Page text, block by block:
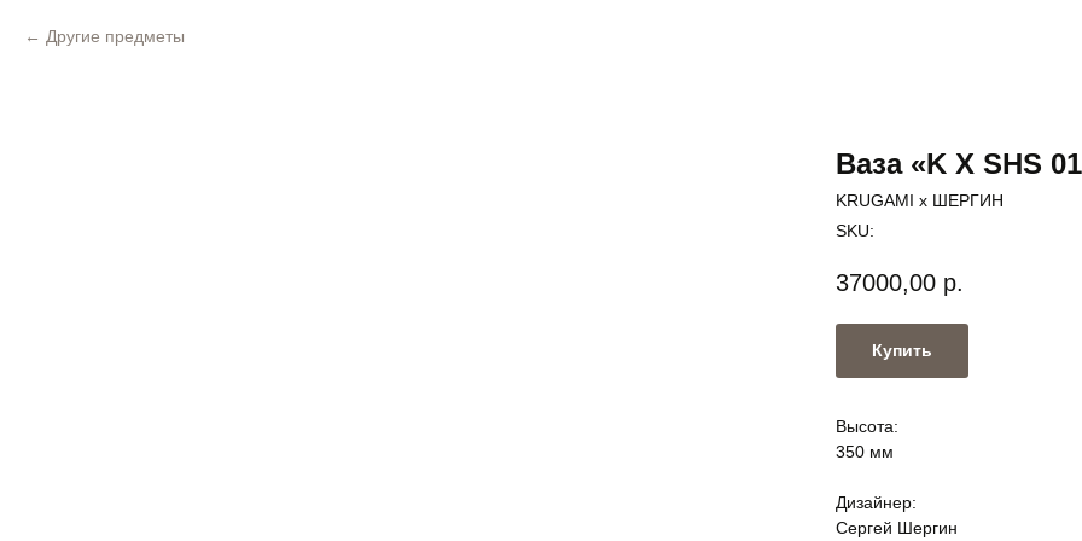
Другие предметы
Ваза «K X SHS
KRUGAMI x ШЕРГИН
SKU:
37000,00 р.
Купить
Высота:
350 мм
Дизайнер:
Сергей Шергин